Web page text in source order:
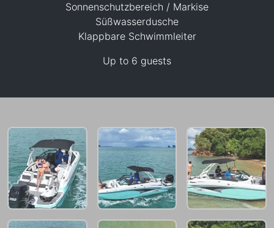
40,000 THB
Sonnenschutzbereich / Markise
Süßwasserdusche
Klappbare Schwimmleiter
Up to 6 guests